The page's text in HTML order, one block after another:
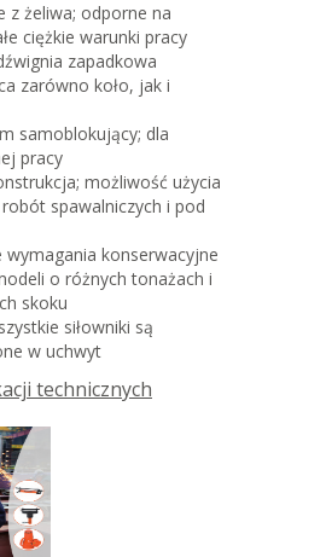
z żeliwa; odporne na
ciężkie warunki pracy
zapadkowa
zarówno koło, jak i
samoblokujący; dla
pracy
możliwość użycia
spawalniczych i pod
wymagania konserwacyjne
o różnych tonażach i
skoku
siłowniki są
w uchwyt
technicznych